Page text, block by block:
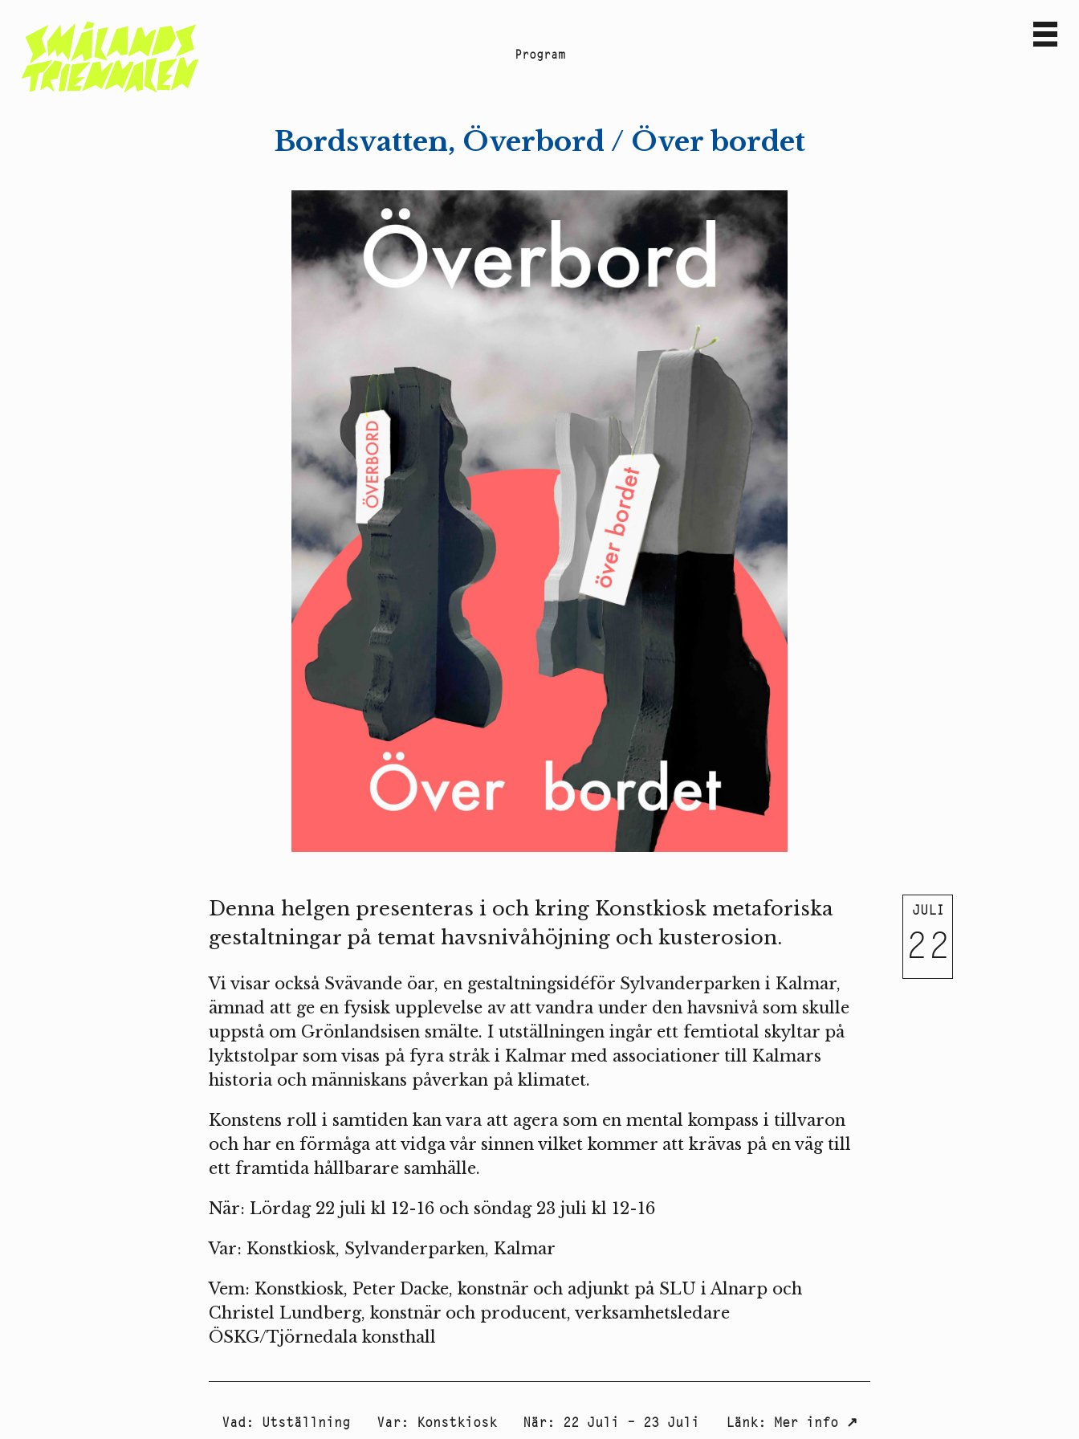
Program
Bordsvatten, Överbord / Över bordet
JULI
22
Denna helgen presenteras i och kring Konstkiosk metaforiska
gestaltningar på temat havsnivåhöjning och kusterosion.
Vi visar också Svävande öar, en gestaltningsidéför Sylvanderparken i Kalmar,
ämnad att ge en fysisk upplevelse av att vandra under den havsnivå som skulle
uppstå om Grönlandsisen smälte. I utställningen ingår ett femtiotal skyltar på
lyktstolpar som visas på fyra stråk i Kalmar med associationer till Kalmars
historia och människans påverkan på klimatet.
Konstens roll i samtiden kan vara att agera som en mental kompass i tillvaron
och har en förmåga att vidga vår sinnen vilket kommer att krävas på en väg till
ett framtida hållbarare samhälle.
När: Lördag 22 juli kl 12-16 och söndag 23 juli kl 12-16
Var: Konstkiosk, Sylvanderparken, Kalmar
Vem: Konstkiosk, Peter Dacke, konstnär och adjunkt på SLU i Alnarp och
Christel Lundberg, konstnär och producent, verksamhetsledare
ÖSKG/Tjörnedala konsthall
Vad : Utställning Var: Konstkiosk När: 22 Juli – 23 Juli Länk: Mer info↗